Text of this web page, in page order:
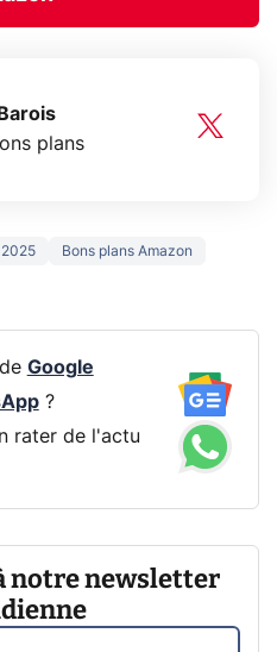
plans
Bons plans Amazon
Google
?
rater de l'actu
notre newsletter